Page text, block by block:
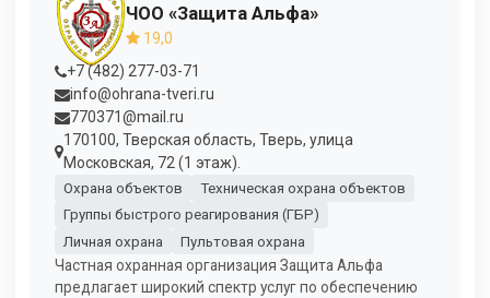
ЧОО «Защита Альфа»
19,0
+7 (482) 277-03-71
info@ohrana-tveri.ru
770371@mail.ru
170100, Тверская область, Тверь, улица
Московская, 72 (1 этаж).
Охрана объектов
Техническая охрана объектов
Группы быстрого реагирования (ГБР)
Личная охрана
Пультовая охрана
Частная охранная организация Защита Альфа
предлагает широкий спектр услуг по обеспечению